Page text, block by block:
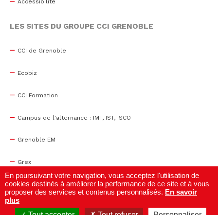
Accessibilité
LES SITES DU GROUPE CCI GRENOBLE
CCI de Grenoble
Ecobiz
CCI Formation
Campus de l'alternance : IMT, IST, ISCO
Grenoble EM
Grex
WTC Grenoble
Centre de congrès
En poursuivant votre navigation, vous acceptez l'utilisation de
cookies destinés à améliorer la performance de ce site et à vous
proposer des services et contenus personnalisés. En savoir
plus